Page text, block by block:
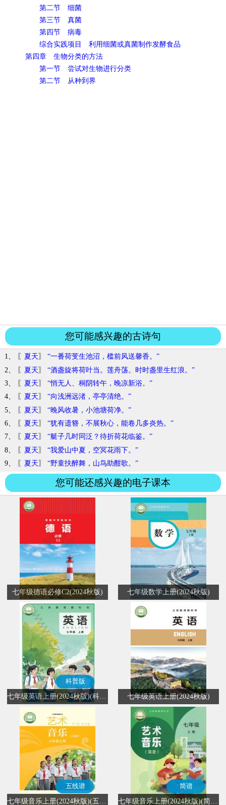
第二节 细菌
第三节 真菌
第四节 病毒
综合实践项目 利用细菌或真菌制作发酵食品
第四章 生物分类的方法
第一节 尝试对生物进行分类
第二节 从种到界
您可能感兴趣的古诗句
1、 〖 夏天〗 “一番荷芰生池沼，槛前风送馨香。”
2、 〖 夏天〗 “酒盏旋将荷叶当。莲舟荡。时时盏里生红浪。”
3、 〖 夏天〗 “悄无人、桐阴转午，晚凉新浴。”
4、 〖 夏天〗 “向浅洲远渚，亭亭清绝。”
5、 〖 夏天〗 “晚风收暑，小池塘荷净。”
6、 〖 夏天〗 “犹有遗簪，不展秋心，能卷几多炎热。”
7、 〖 夏天〗 “艇子几时同泛？待折荷花临鉴。”
8、 〖 夏天〗 “我爱山中夏，空冥花雨下。”
9、 〖 夏天〗 “野童扶醉舞，山鸟助酣歌。”
您可能还感兴趣的电子课本
七年级德语必修C2(2024秋版) 七年级数学上册(2024秋版)
科普版
七年级英语上册(2024秋版)(科普版)
七年级英语上册(2024秋版)
五线谱
简谱
七年级音乐上册(2024秋版)(简谱)